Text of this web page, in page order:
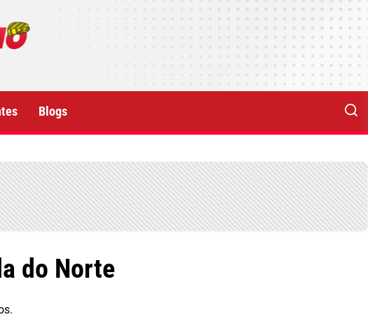
Blogs
do Norte